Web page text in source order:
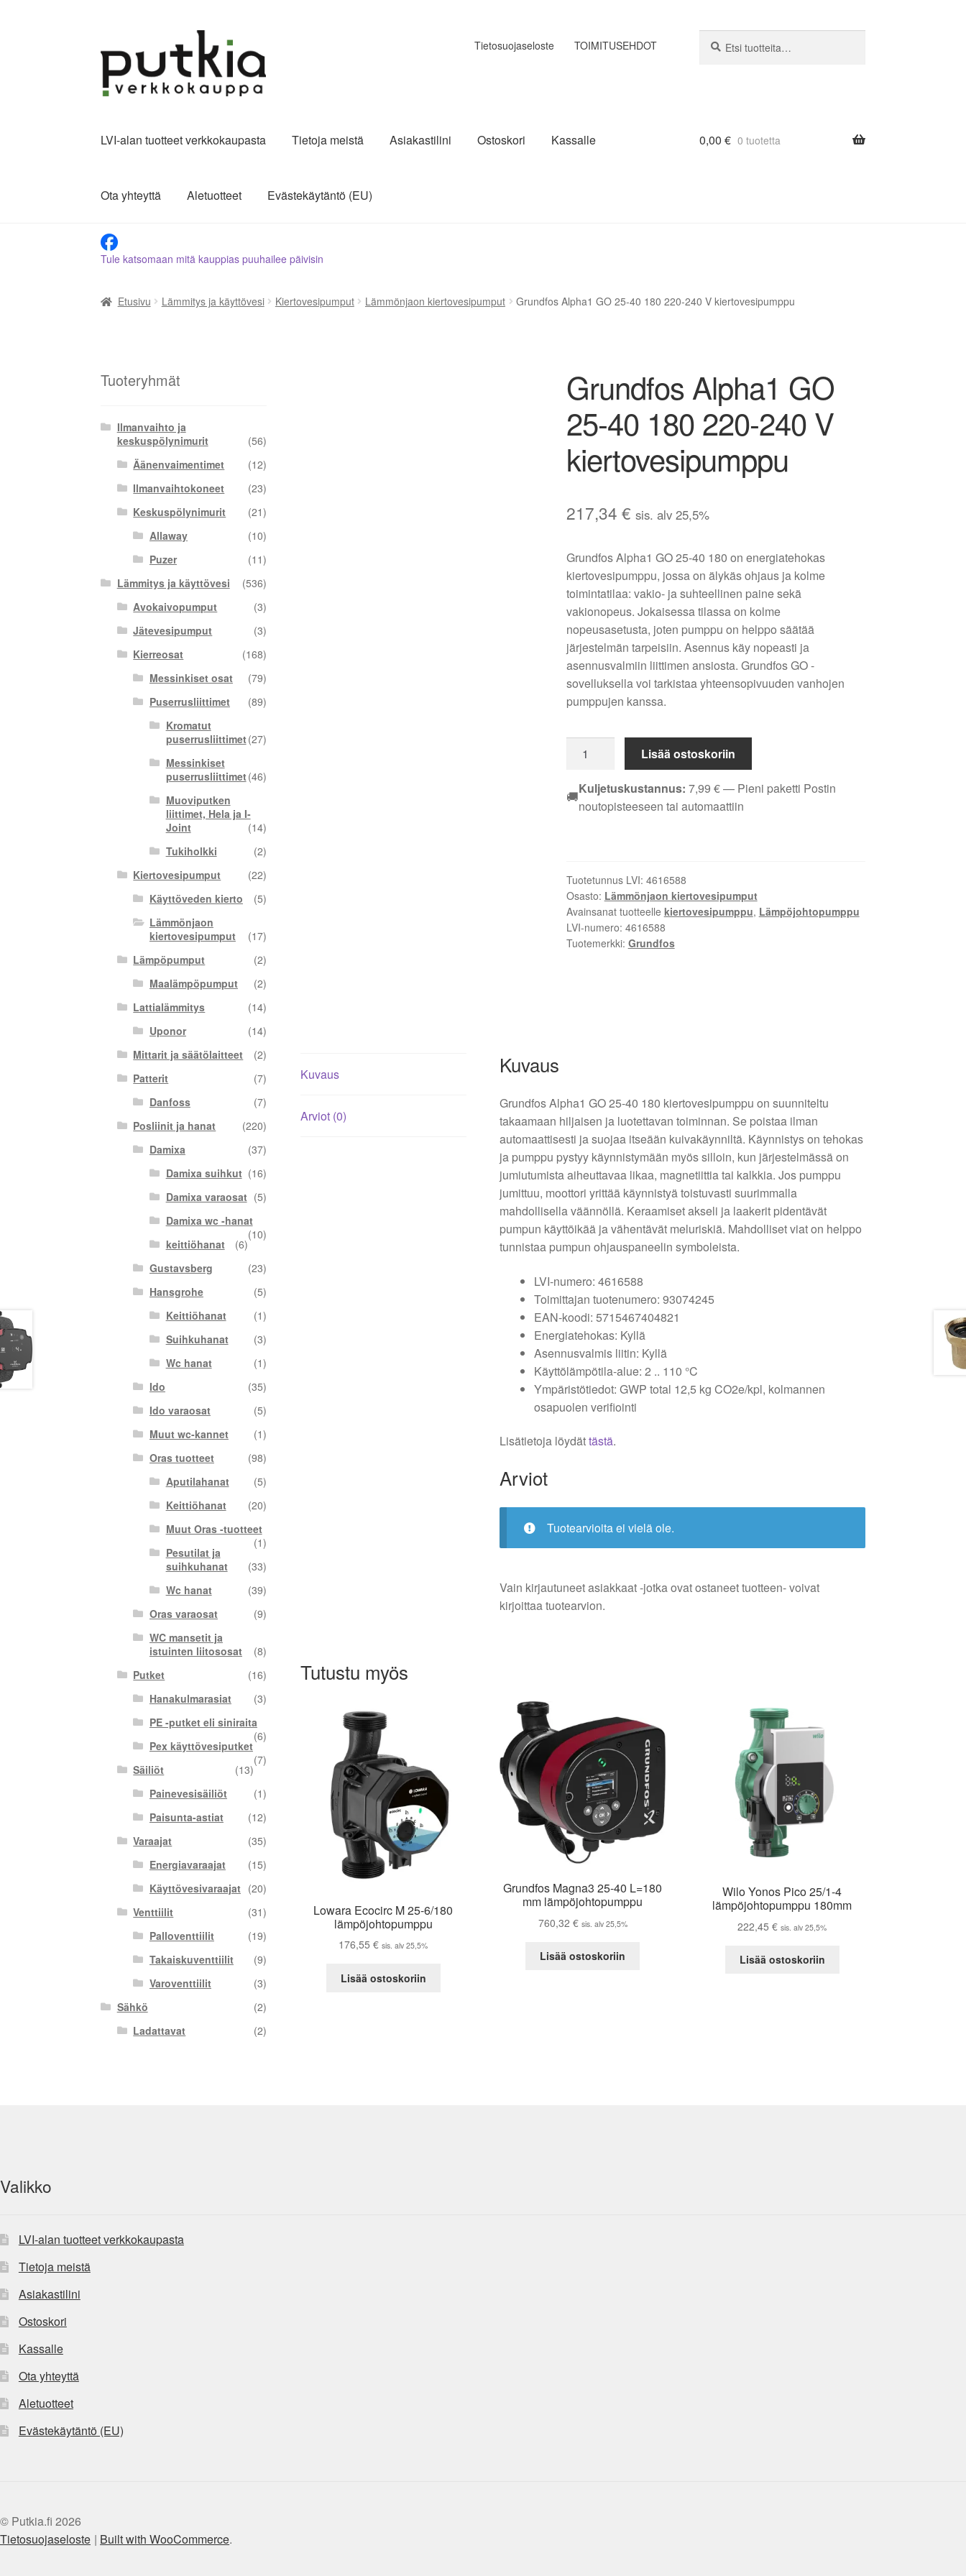
navigointiin
sisältöön
Tietosuojaseloste TOIMITUSEHDOT
LVI-alan tuotteet verkkokaupasta Tietoja meistä Asiakastilini Ostoskori Kassalle
Ota yhteyttä Aletuotteet Evästekäytäntö (EU)
0,00 € 0 tuotetta
Tule katsomaan mitä kauppias puuhailee päivisin
Etusivu Lämmitys ja käyttövesi Kiertovesipumput Lämmönjaon kiertovesipumput Grundfos Alpha1 GO 25-40 180 220-240 V kiertovesipumppu
Grundfos Alpha1 GO
25-40 180 220-240 V
kiertovesipumppu
217,34 € sis. alv 25,5%
Grundfos Alpha1 GO 25-40 180 on energiatehokas
kiertovesipumppu, jossa on älykäs ohjaus ja kolme
toimintatilaa: vakio- ja suhteellinen paine sekä
vakionopeus. Jokaisessa tilassa on kolme
nopeusasetusta, joten pumppu on helppo säätää
järjestelmän tarpeisiin. Asennus käy nopeasti ja
asennusvalmiin liittimen ansiosta. Grundfos GO -
sovelluksella voi tarkistaa yhteensopivuuden vanhojen
pumppujen kanssa.
Alpha1
GO
25-
V
kiertovesipumppu
määrä
Lisää ostoskoriin
🚚Kuljetuskustannus: 7,99 €— Pieni paketti Postin
noutopisteeseen tai automaattiin
Tuotetunnus LVI: 4616588
Osasto: Lämmönjaon kiertovesipumput
Avainsanat tuotteelle kiertovesipumppu, Lämpöjohtopumppu
LVI-numero: 4616588
Tuotemerkki: Grundfos
Kuvaus
Arviot (0)
Kuvaus
Grundfos Alpha1 GO 25-40 180 kiertovesipumppu on suunniteltu
takaamaan hiljaisen ja luotettavan toiminnan. Se poistaa ilman
automaattisesti ja suojaa itseään kuivakäynniltä. Käynnistys on tehokas
ja pumppu pystyy käynnistymään myös silloin, kun järjestelmässä on
jumiutumista aiheuttavaa likaa, magnetiittia tai kalkkia. Jos pumppu
jumittuu, moottori yrittää käynnistyä toistuvasti suurimmalla
mahdollisella väännöllä. Keraamiset akseli ja laakerit pidentävät
pumpun käyttöikää ja vähentävät meluriskiä. Mahdolliset viat on helppo
tunnistaa pumpun ohjauspaneelin symboleista.
LVI-numero: 4616588
Toimittajan tuotenumero: 93074245
EAN-koodi: 5715467404821
Energiatehokas: Kyllä
Asennusvalmis liitin: Kyllä
Käyttölämpötila-alue: 2 .. 110 °C
Ympäristötiedot: GWP total 12,5 kg CO2e/kpl, kolmannen
osapuolen verifiointi
Lisätietoja löydättästä.
Arviot
Tuotearvioita ei vielä ole.
Vain kirjautuneet asiakkaat -jotka ovat ostaneet tuotteen- voivat
kirjoittaa tuotearvion.
Tutustu myös
Lowara Ecocirc M 25-6/180
lämpöjohtopumppu
176,55€ sis. alv 25,5%
Lisää ostoskoriin
Grundfos Magna3 25-40 L=180
mm lämpöjohtopumppu
760,32 € sis. alv 25,5%
Lisää ostoskoriin
Wilo Yonos Pico 25/1-4
lämpöjohtopumppu 180mm
222,45€ sis. alv 25,5%
Lisää ostoskoriin
Tuoteryhmät
Ilmanvaihto ja
keskuspölynimurit
(56)
Äänenvaimentimet
(12)
Ilmanvaihtokoneet
(23)
Keskuspölynimurit
(21)
Allaway
(10)
Puzer
(11)
Lämmitys ja käyttövesi
(536)
Avokaivopumput
(3)
Jätevesipumput
(3)
Kierreosat
(168)
Messinkiset osat
(79)
Puserrusliittimet
(89)
Kromatut
puserrusliittimet(27)
Messinkiset
puserrusliittimet(46)
Muoviputken
liittimet, Hela ja I-
Joint
(14)
Tukiholkki
(2)
Kiertovesipumput
(22)
Käyttöveden kierto
(5)
Lämmönjaon
kiertovesipumput
(17)
Lämpöpumput
(2)
Maalämpöpumput
(2)
Lattialämmitys
(14)
Uponor
(14)
Mittarit ja säätölaitteet
(2)
Patterit
(7)
Danfoss
(7)
Posliinit ja hanat
(220)
Damixa
(37)
Damixa suihkut (16)
Damixa varaosat (5)
Damixa wc -hanat
(10)
keittiöhanat
(6)
Gustavsberg
(23)
Hansgrohe
(5)
Keittiöhanat
(1)
Suihkuhanat
(3)
Wc hanat
(1)
Ido
(35)
Ido varaosat
(5)
Muut wc-kannet
(1)
Oras tuotteet
(98)
Aputilahanat
(5)
Keittiöhanat
(20)
Muut Oras -tuotteet
(1)
Pesutilat ja
suihkuhanat
(33)
Wc hanat
(39)
Oras varaosat
(9)
WC mansetit ja
istuinten liitososat
(8)
Putket
(16)
Hanakulmarasiat
(3)
PE -putket eli siniraita
(6)
Pex käyttövesiputket
(7)
Säiliöt
(13)
Painevesisäiliöt
(1)
Paisunta-astiat
(12)
Varaajat
(35)
Energiavaraajat
(15)
Käyttövesivaraajat (20)
Venttiilit
(31)
Palloventtiilit
(19)
Takaiskuventtiilit
(9)
Varoventtiilit
(3)
Sähkö
(2)
Ladattavat
(2)
Valikko
LVI-alan tuotteet verkkokaupasta
Tietoja meistä
Asiakastilini
Ostoskori
Kassalle
Ota yhteyttä
Aletuotteet
Evästekäytäntö (EU)
© Putkia.fi 2026
Tietosuojaseloste
Built with WooCommerce.